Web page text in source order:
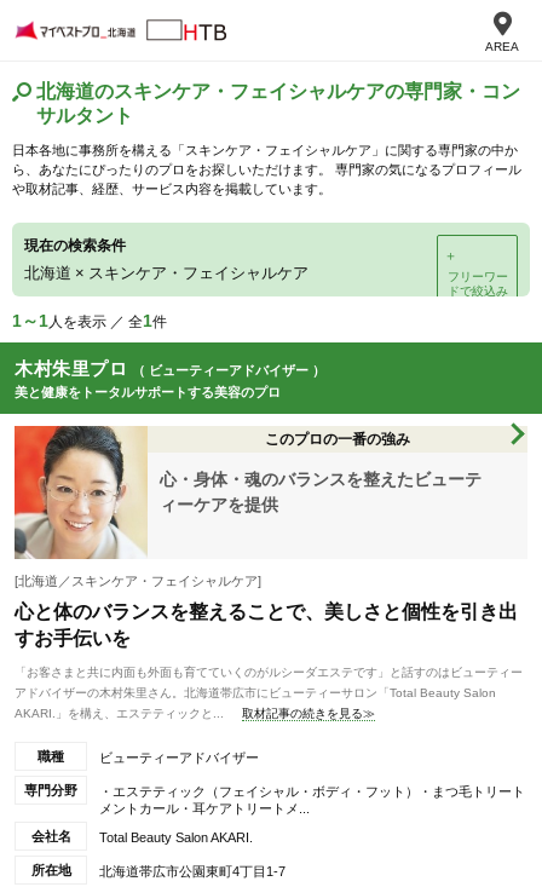
AREA
北海道のスキンケア・フェイシャルケアの専門家・コン
サルタント
日本各地に事務所を構える「スキンケア・フェイシャルケア」に関する専門家の中か
ら、あなたにぴったりのプロをお探しいただけます。 専門家の気になるプロフィール
や取材記事、経歴、サービス内容を掲載しています。
現在の検索条件
北海道 × スキンケア・フェイシャルケア
＋
フリーワー
ドで絞込み
1～1人を表示 ／ 全1件
木村朱里プロ
（ ビューティーアドバイザー ）
美と健康をトータルサポートする美容のプロ
このプロの一番の強み
心・身体・魂のバランスを整えたビューテ
ィーケアを提供
[北海道／スキンケア・フェイシャルケア]
心と体のバランスを整えることで、美しさと個性を引き出
すお手伝いを
「お客さまと共に内面も外面も育てていくのがルシーダエステです」と話すのはビューティー
アドバイザーの木村朱里さん。北海道帯広市にビューティーサロン「Total Beauty Salon
AKARI.」を構え、エステティックと...
取材記事の続きを見る≫
職種 ビューティーアドバイザー
専門分野
・エステティック（フェイシャル・ボディ・フット）・まつ毛トリート
メントカール・耳ケアトリートメ...
会社名
Total Beauty Salon AKARI.
所在地 北海道帯広市公園東町4丁目1-7